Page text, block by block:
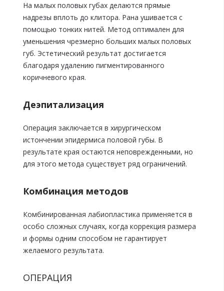
На малых половых губах делаются прямые
надрезы вплоть до клитора. Рана ушивается с
помощью тонких нитей. Метод оптимален для
уменьшения чрезмерно больших малых половых
губ. Эстетический результат достигается
благодаря удалению пигментированного
коричневого края.
Деэпитализация
Операция заключается в хирургическом
истончении эпидермиса половой губы. В
результате края остаются неповрежденными, но
для этого метода существует ряд ограничений.
Комбинация методов
Комбинированная лабиопластика применяется в
особо сложных случаях, когда коррекция размера
и формы одним способом не гарантирует
желаемого результата.
ОПЕРАЦИЯ